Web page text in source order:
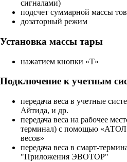
сигналами)
подсчет суммарной массы
дозаторный режим
Установка массы тары
нажатием кнопки «T»
Подключение к учетным
передача веса в учетные
Айтида, и др.
передача веса на рабочее
терминал) с помощью
весов»
передача веса в смарт-
"Приложения ЭВОТОР"